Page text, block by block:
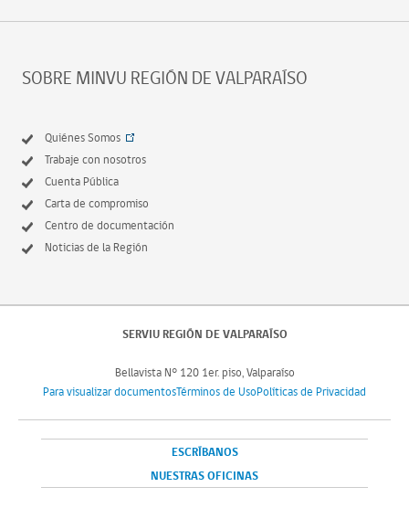
SOBRE MINVU REGIÓN DE VALPARAÍSO
Quiénes Somos
Trabaje con nosotros
Cuenta Pública
Carta de compromiso
Centro de documentación
Noticias de la Región
SERVIU REGIÓN DE VALPARAÍSO
Bellavista N° 120 1er. piso, Valparaíso
Para visualizar documentosTérminos de UsoPolíticas de Privacidad
ESCRÍBANOS
NUESTRAS OFICINAS